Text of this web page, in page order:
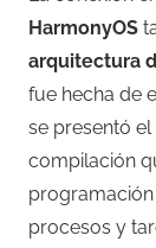
HarmonyOS
arquitectura
fue hecha de
se presentó el
compilación
procesos y